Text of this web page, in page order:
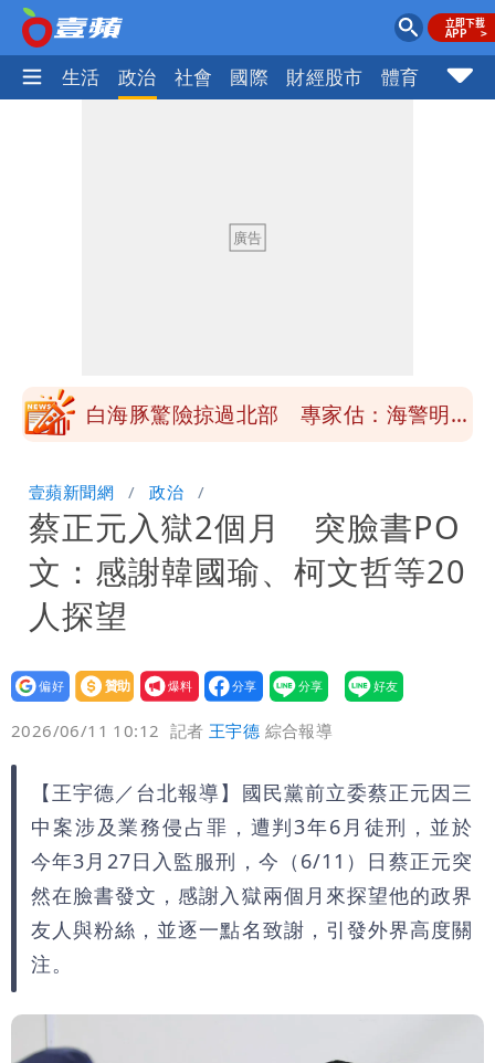
尚 生活 政治 社會 國際 財經股市 體育 壹蘋
「終於能交代」 捐500萬獎學金延續愛
白海豚颱風逼近！鄭明典示警「恐遇黑潮
砸重金再買一整桌卡盒
白海豚驚險掠過北部 專家估：海警明發
「終於能交代」 捐500萬獎學金延續愛
白海豚颱風逼近！鄭明典示警「恐遇黑潮
變強」 路徑分歧藏警訊：不利強度維持
壹蘋新聞網 政治
蔡正元入獄2個月 突臉書PO
文：感謝韓國瑜、柯文哲等20
人探望
設為
贊助
我要
爆料
2026/06/11 10:12 記者王宇德 綜合報導
【王宇德／台北報導】國民黨前立委蔡正元因三
中案涉及業務侵占罪，遭判3年6月徒刑，並於
今年3月27日入監服刑，今（6/11）日蔡正元突
然在臉書發文，感謝入獄兩個月來探望他的政界
友人與粉絲，並逐一點名致謝，引發外界高度關
注。